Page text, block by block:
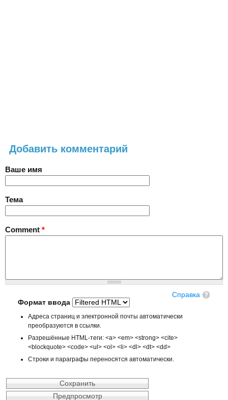
Добавить комментарий
Ваше имя
Тема
Comment *
Справка
Формат ввода
Адреса страниц и электронной почты автоматически
преобразуются в ссылки.
Разрешённые HTML-теги: <a> <em> <strong> <cite>
<blockquote> <code> <ul> <ol> <li> <dl> <dt> <dd>
Строки и параграфы переносятся автоматически.